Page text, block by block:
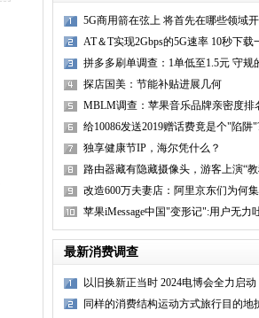
5G商用箭在弦上 将首先在哪些领域
AT＆T实现2Gbps的5G速率 10秒下载
影
拼多多刷单调查：1单低至1.5元 守规
下去
探店国美：节能补贴进展几何
MBLM调查：苹果音乐品牌亲密度排
降至第五
给10086发送2019赠话费竟是个"陷阱
回应了
独享健康节IP，海尔凭什么？
路由器藏有隐藏摄像头，游客上演“
偷拍”
改造600万夫妻店：阿里京东们为何
苹果iMessage中国"变形记":用户无力
束手无策
最新消费调查
以旧换新正当时 2024电博会全力启
色消
同样的消费结构运动方式旅行目的地